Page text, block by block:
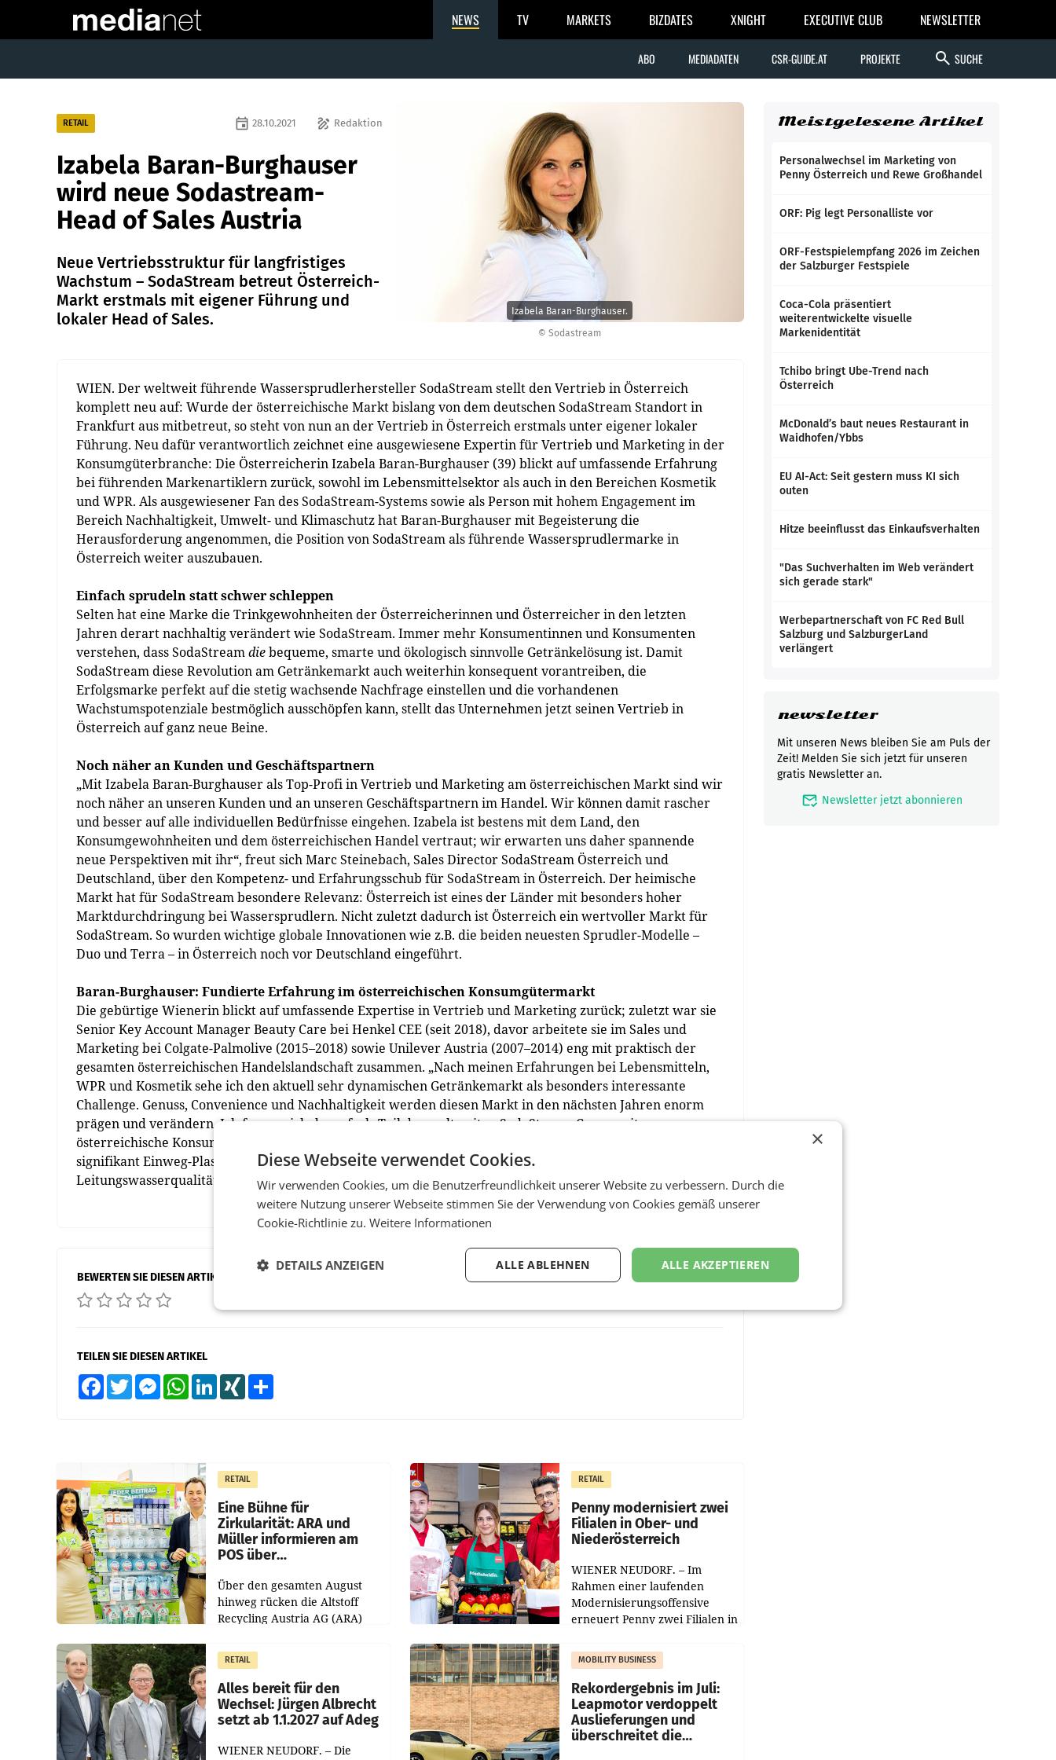
NEWS TV MARKETS BIZDATES XNIGHT EXECUTIVE CLUB NEWSLETTER
ABO MEDIADATEN CSR-GUIDE.AT PROJEKTE search SUCHE
© Sodastream
Izabela Baran-Burghauser.
RETAIL draw Redaktion
event 28.10.2021
Izabela Baran-Burghauser
wird neue Sodastream-
Head of Sales Austria
Neue Vertriebsstruktur für langfristiges
Wachstum – SodaStream betreut Österreich-
Markt erstmals mit eigener Führung und
lokaler Head of Sales.
WIEN. Der weltweit führende Wassersprudlerhersteller SodaStream stellt den Vertrieb in Österreich
komplett neu auf: Wurde der österreichische Markt bislang von dem deutschen SodaStream Standort in
Frankfurt aus mitbetreut, so steht von nun an der Vertrieb in Österreich erstmals unter eigener lokaler
Führung. Neu dafür verantwortlich zeichnet eine ausgewiesene Expertin für Vertrieb und Marketing in der
Konsumgüterbranche: Die Österreicherin Izabela Baran-Burghauser (39) blickt auf umfassende Erfahrung
bei führenden Markenartiklern zurück, sowohl im Lebensmittelsektor als auch in den Bereichen Kosmetik
und WPR. Als ausgewiesener Fan des SodaStream-Systems sowie als Person mit hohem Engagement im
Bereich Nachhaltigkeit, Umwelt- und Klimaschutz hat Baran-Burghauser mit Begeisterung die
Herausforderung angenommen, die Position von SodaStream als führende Wassersprudlermarke in
Österreich weiter auszubauen.
Einfach sprudeln statt schwer schleppen
Selten hat eine Marke die Trinkgewohnheiten der Österreicherinnen und Österreicher in den letzten
Jahren derart nachhaltig verändert wie SodaStream. Immer mehr Konsumentinnen und Konsumenten
verstehen, dass SodaStreamdiebequeme, smarte und ökologisch sinnvolle Getränkelösung ist. Damit
SodaStream diese Revolution am Getränkemarkt auch weiterhin konsequent vorantreiben, die
Erfolgsmarke perfekt auf die stetig wachsende Nachfrage einstellen und die vorhandenen
Wachstumspotenziale bestmöglich ausschöpfen kann, stellt das Unternehmen jetzt seinen Vertrieb in
Österreich auf ganz neue Beine.
Noch näher an Kunden und Geschäftspartnern
„Mit Izabela Baran-Burghauser als Top-Profi in Vertrieb und Marketing am österreichischen Markt sind wir
noch näher an unseren Kunden und an unseren Geschäftspartnern im Handel. Wir können damit rascher
und besser auf alle individuellen Bedürfnisse eingehen. Izabela ist bestens mit dem Land, den
Konsumgewohnheiten und dem österreichischen Handel vertraut; wir erwarten uns daher spannende
neue Perspektiven mit ihr“, freut sich Marc Steinebach, Sales Director SodaStream Österreich und
Deutschland, über den Kompetenz- und Erfahrungsschub für SodaStream in Österreich. Der heimische
Markt hat für SodaStream besondere Relevanz: Österreich ist eines der Länder mit besonders hoher
Marktdurchdringung bei Wassersprudlern. Nicht zuletzt dadurch ist Österreich ein wertvoller Markt für
SodaStream. So wurden wichtige globale Innovationen wie z.B. die beiden neuesten Sprudler-Modelle –
Duo und Terra – in Österreich noch vor Deutschland eingeführt.
Baran-Burghauser: Fundierte Erfahrung im österreichischen Konsumgütermarkt
Die gebürtige Wienerin blickt auf umfassende Expertise in Vertrieb und Marketing zurück; zuletzt war sie
Senior Key Account Manager Beauty Care bei Henkel CEE (seit 2018), davor arbeitete sie im Sales und
Marketing bei Colgate-Palmolive (2015–2018) sowie Unilever Austria (2007–2014) eng mit praktisch der
gesamten österreichischen Handelslandschaft zusammen. „Nach meinen Erfahrungen bei Lebensmitteln,
WPR und Kosmetik sehe ich den aktuell sehr dynamischen Getränkemarkt als besonders interessante
Challenge. Genuss, Convenience und Nachhaltigkeit werden diesen Markt in den nächsten Jahren enorm
prägen und verändern. Ich freue mich darauf, als Teil der weltweiten SodaStream Community
österreichische Konsumentinnen und Konsumenten zu überzeugen, weniger Getränke zu schleppen und
signifikant Einweg-Plastikmüll einzusparen, insbesondere da wir über eine so hervorragende
Leitungswasserqualität verfügen“, freut sich Izabela Baran-Burghauser. (red)
BEWERTEN SIE DIESEN ARTIKEL
TEILEN SIE DIESEN ARTIKEL
FacebookTwitter MessengerWhatsAppLinkedInXING
RETAIL
Eine Bühne für
Zirkularität: ARA und
Müller informieren am
POS über
Über den gesamten August
hinweg rücken die Altstoff
Recycling Austria AG (ARA)
Müller die Initiative „Kreislauf-
Helden“ in allen
österreichischen Müller-Filialen
RETAIL
Penny modernisiert zwei
Filialen in Ober- und
Niederösterreich
WIENER NEUDORF. – Im
Rahmen einer laufenden
Modernisierungsoffensive
erneuert Penny zwei Filialen in
Die beiden Standorte liegen in
Haag sowie im rund
RETAIL
Alles bereit für den
Wechsel: Jürgen Albrecht
setzt ab 1.1.2027 auf Adeg
WIENER NEUDORF. – Die
MOBILITY BUSINESS
Rekordergebnis im Juli:
Leapmotor verdoppelt
Auslieferungen und
überschreitet die
Meistgelesene Artikel
Personalwechsel im Marketing von
Penny Österreich und Rewe Großhandel
ORF: Pig legt Personalliste vor
ORF-Festspielempfang 2026 im Zeichen
der Salzburger Festspiele
Coca-Cola präsentiert
weiterentwickelte visuelle
Markenidentität
Tchibo bringt Ube-Trend nach
Österreich
McDonald’s baut neues Restaurant in
Waidhofen/Ybbs
EU AI-Act: Seit gestern muss KI sich
outen
Hitze beeinflusst das Einkaufsverhalten
"Das Suchverhalten im Web verändert
sich gerade stark"
Werbepartnerschaft von FC Red Bull
Salzburg und SalzburgerLand
verlängert
newsletter
Mit unseren News bleiben Sie am Puls der
Zeit! Melden Sie sich jetzt für unseren
gratis Newsletter an.
mark_email_read Newsletter jetzt abonnieren
×
Diese Webseite verwendet Cookies.
Wir verwenden Cookies, um die Benutzerfreundlichkeit unserer Website zu verbessern. Durch die
weitere Nutzung unserer Webseite stimmen Sie der Verwendung von Cookies gemäß unserer
Cookie-Richtlinie zu. Weitere Informationen
ALLE AKZEPTIEREN
ALLE ABLEHNEN
DETAILS ANZEIGEN